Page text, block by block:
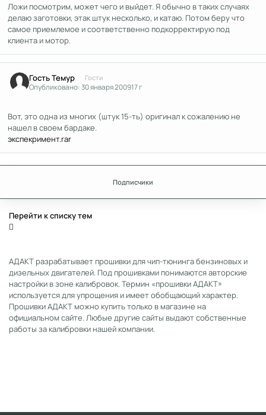
Ложи посмотрим, может чего и выйдет. Я обычно в таких случаях
делаю заготовки, этак штук несколько, и катаю. Потом беру что
самое приемлемое и соответственно подкорректирую под
клиента и мотор.
Гость Темур Гости
Опубликовано:30 января 200917 г
Вот, это одна из многих (штук 15-ть) оригинал к сожалению не
нашел в своем бардаке.
экспекримент.rar
Подписчики
Перейти к списку тем
АДАКТ разрабатывает прошивки для чип-тюнинга бензиновых и
дизельных двигателей. Под прошивками понимаются авторские
настройки в зоне калибровок. Термин «прошивки АДАКТ»
используется для упрощения и имеет обобщающий характер.
Прошивки АДАКТ можно купить только в магазине на
официальном сайте. Любые другие сайты выдают собственные
работы за калибровки нашей компании.